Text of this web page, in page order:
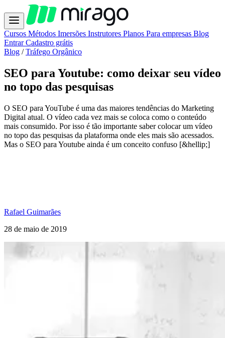
Cursos Métodos Imersões Instrutores Planos Para empresas Blog
EntrarCadastro grátis
Blog / Tráfego Orgânico
SEO para Youtube: como deixar seu vídeo
no topo das pesquisas
O SEO para YouTube é uma das maiores tendências do Marketing
Digital atual. O vídeo cada vez mais se coloca como o conteúdo
mais consumido. Por isso é tão importante saber colocar um vídeo
no topo das pesquisas da plataforma onde eles mais são acessados.
Mas o SEO para Youtube ainda é um conceito confuso [&hellip;]
Rafael Guimarães
28 de maio de 2019